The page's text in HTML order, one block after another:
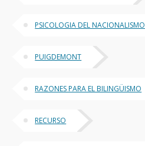
PSICOLOGIA DEL NACIONALISMO
PUIGDEMONT
RAZONES PARA EL BILINGÜISMO
RECURSO